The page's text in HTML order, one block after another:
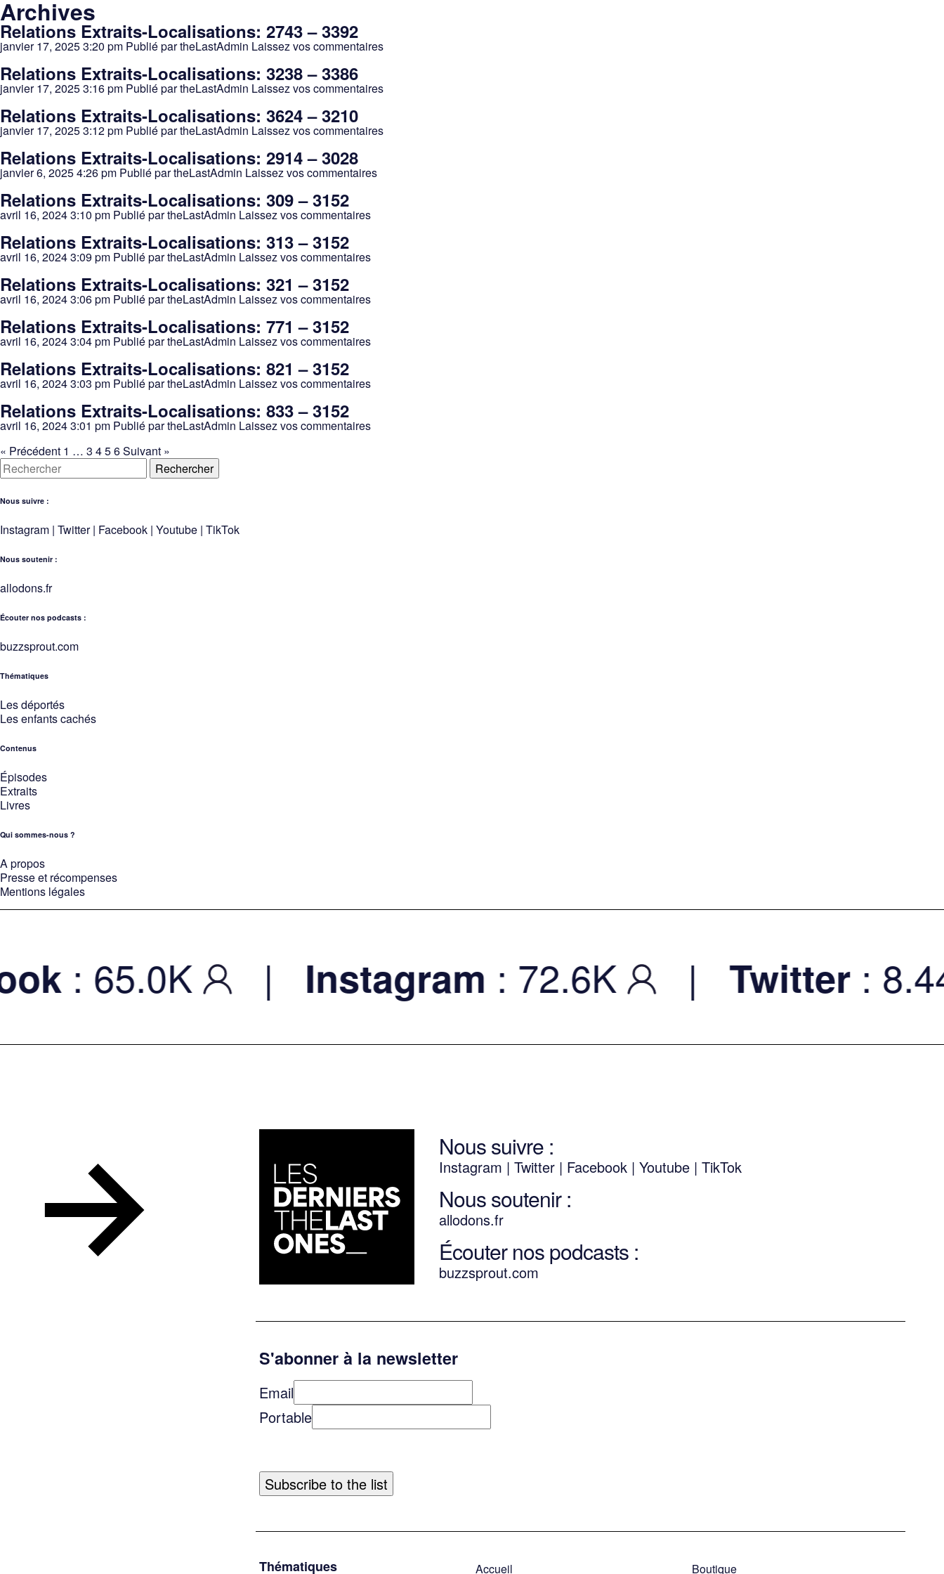
Archives
Relations Extraits-Localisations: 2743 – 3392
janvier 17, 2025 3:20 pm Publié partheLastAdmin Laissez vos commentaires
Relations Extraits-Localisations: 3238 – 3386
janvier 17, 2025 3:16 pm Publié partheLastAdmin Laissez vos commentaires
Relations Extraits-Localisations: 3624 – 3210
janvier 17, 2025 3:12 pm Publié partheLastAdmin Laissez vos commentaires
Relations Extraits-Localisations: 2914 – 3028
janvier 6, 2025 4:26 pm Publié partheLastAdmin Laissez vos commentaires
Relations Extraits-Localisations: 309 – 3152
avril 16, 2024 3:10 pm Publié partheLastAdmin Laissez vos commentaires
Relations Extraits-Localisations: 313 – 3152
avril 16, 2024 3:09 pm Publié partheLastAdmin Laissez vos commentaires
Relations Extraits-Localisations: 321 – 3152
avril 16, 2024 3:06 pm Publié partheLastAdmin Laissez vos commentaires
Relations Extraits-Localisations: 771 – 3152
avril 16, 2024 3:04 pm Publié partheLastAdmin Laissez vos commentaires
Relations Extraits-Localisations: 821 – 3152
avril 16, 2024 3:03 pm Publié partheLastAdmin Laissez vos commentaires
Relations Extraits-Localisations: 833 – 3152
avril 16, 2024 3:01 pm Publié partheLastAdmin Laissez vos commentaires
« Précédent 1 … 3 456Suivant »
Rechercher
Nous suivre :
Instagram | Twitter| Facebook | Youtube | TikTok
Nous soutenir :
allodons.fr
Écouter nos podcasts :
buzzsprout.com
Thématiques
Les déportés
Les enfants cachés
Contenus
Épisodes
Extraits
Livres
Qui sommes-nous ?
A propos
Presse et récompenses
Mentions légales
: 65.0K | Instagram: 72.6K | Twitter: 8.44K
Nous suivre :
Instagram | Twitter| Facebook | Youtube| TikTok
Nous soutenir :
allodons.fr
Écouter nos podcasts :
buzzsprout.com
S'abonner à la newsletter
Email
Portable
Thématiques Accueil Boutique